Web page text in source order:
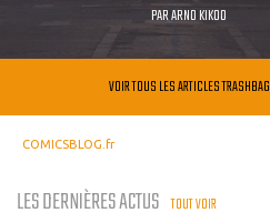
PARARNO KIKOO
VOIR TOUS LES ARTICLES TRASHBAG
COMICSBLOG.fr
LES DERNIÈRES ACTUS TOUT VOIR